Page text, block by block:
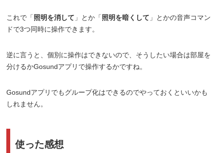
これで「照明を消して 」とか「照明を暗くして 」とかの音声コマン
ドで3つ同時に操作できます。
逆に言うと、個別に操作はできないので、そうしたい場合は部屋を
分けるかGosundアプリで操作するかですね。
Gosundアプリでもグループ化はできるのでやっておくといいかも
しれません。
使った感想